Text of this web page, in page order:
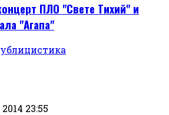
ПЛО "Свете Тихий" и
"Агапа"
23:55